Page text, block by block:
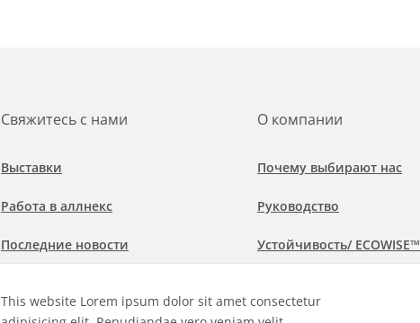
This website Lorem ipsum dolor sit amet consectetur
Свяжитесь с нами
Выставки
Работа в аллнекс
Последние новости
применения
О компании
Почему выбирают нас
Руководство
Устойчивость/ ECOWISE™